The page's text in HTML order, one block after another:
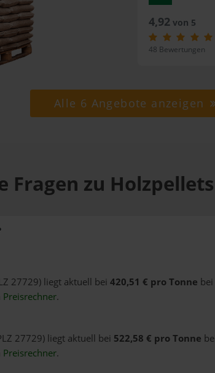
4,92von 5
48 Bewertungen
Alle 6 Angebote anzeigen
Fragen zu
27729) liegt aktuell bei 420,51 € pro Tonne
Preisrechner.
27729) liegt aktuell bei 522,58 € pro Tonne
Preisrechner.